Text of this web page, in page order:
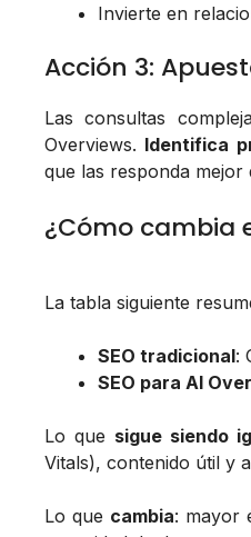
Invierte en
Acción 3:
Las consultas
Overviews. Identifica
que las responda mejor
¿Cómo cambia
La tabla siguiente
SEO tradicional:
SEO para AI
Lo que sigue siendo
Vitals), contenido útil y
Lo que cambia: mayor